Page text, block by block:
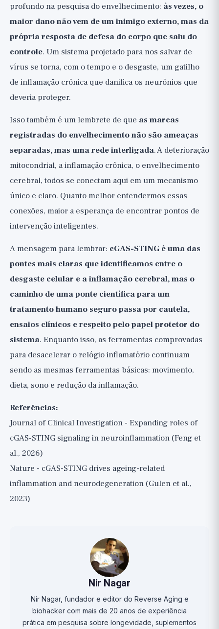
profundo na pesquisa do envelhecimento: às vezes, o
maior dano não vem de um inimigo externo, mas da
própria resposta de defesa do corpo que saiu do
controle. Um sistema projetado para nos salvar de
vírus se torna, com o tempo e o desgaste, um gatilho
de inflamação crônica que danifica os neurônios que
deveria proteger.
Isso também é um lembrete de que as marcas
registradas do envelhecimento não são ameaças
separadas, mas uma rede interligada. A deterioração
mitocondrial, a inflamação crônica, o envelhecimento
cerebral, todos se conectam aqui em um mecanismo
único e claro. Quanto melhor entendermos essas
conexões, maior a esperança de encontrar pontos de
intervenção inteligentes.
A mensagem para lembrar: cGAS-STING é uma das
pontes mais claras que identificamos entre o
desgaste celular e a inflamação cerebral, mas o
caminho de uma ponte científica para um
tratamento humano seguro passa por cautela,
ensaios clínicos e respeito pelo papel protetor do
sistema. Enquanto isso, as ferramentas comprovadas
para desacelerar o relógio inflamatório continuam
sendo as mesmas ferramentas básicas: movimento,
dieta, sono e redução da inflamação.
Referências:
Journal of Clinical Investigation - Expanding roles of
cGAS-STING signaling in neuroinflammation (Feng et
al., 2026)
Nature - cGAS-STING drives ageing-related
inflammation and neurodegeneration (Gulen et al.,
2023)
Nir Nagar
Nir Nagar, fundador e editor do Reverse Aging e
biohacker com mais de 20 anos de experiência
prática em pesquisa sobre longevidade, suplementos